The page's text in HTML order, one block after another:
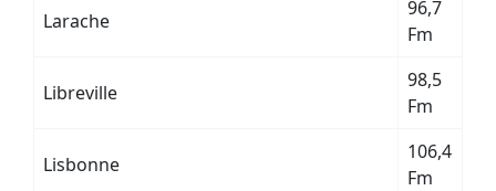
Larache
96,7
Fm
Libreville
98,5
Fm
Lisbonne
106,4
Fm